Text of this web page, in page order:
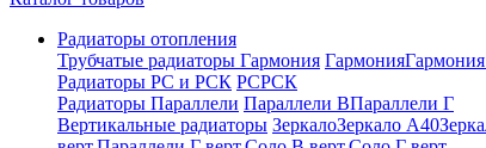
Радиаторы отопления
Трубчатые радиаторы Гармония Гармония
Радиаторы РС и РСК РСРСК
Радиаторы Параллели Параллели ВПараллели Г
Вертикальные радиаторы ЗеркалоЗеркало А40